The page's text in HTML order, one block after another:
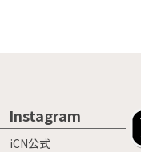
Instagram
iCN公式